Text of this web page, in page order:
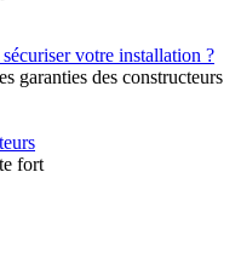
votre installation ?